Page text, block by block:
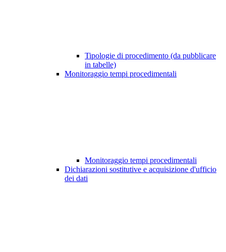
Tipologie di procedimento (da pubblicare
in tabelle)
Monitoraggio tempi procedimentali
Monitoraggio tempi procedimentali
Dichiarazioni sostitutive e acquisizione d'ufficio
dei dati